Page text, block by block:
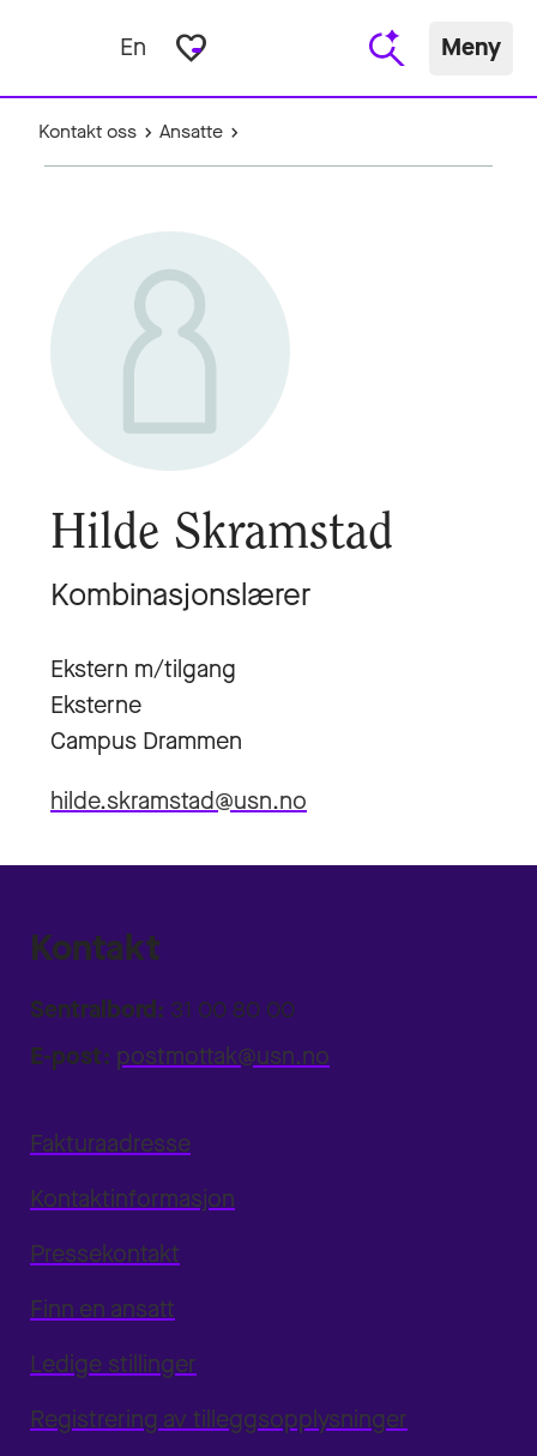
En favorite_border Meny
Kontakt oss Ansatte
Hilde Skramstad
Kombinasjonslærer
Ekstern m/tilgang
Eksterne
Campus Drammen
hilde.skramstad@usn.no
Kontakt
Sentralbord: 31 00 80 00
E-post: postmottak@usn.no
Fakturaadresse
Kontaktinformasjon
Pressekontakt
Finn en ansatt
Ledige stillinger
Registrering av tilleggsopplysninger